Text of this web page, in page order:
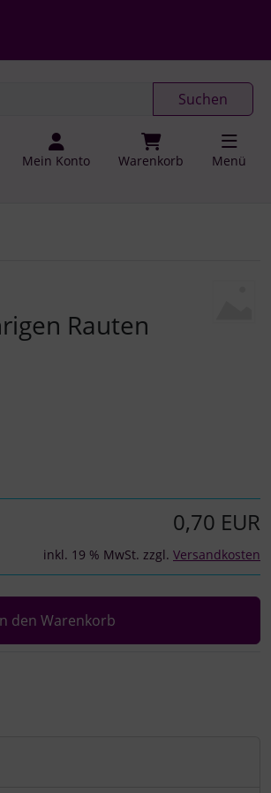
Suchen
Mein Konto Warenkorb Menü
Rauten
klicken Sie auf das Bild.
0,70 EUR
inkl. 19 % MwSt. zzgl. Versandkosten
den Warenkorb